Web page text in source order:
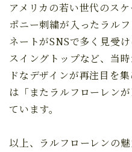
アメリカの若い世代のス
ポニー刺繍が入ったラル
ネートがSNSで多く見受
スイングトップなど、当
ドなデザインが再注目を
は「またラルフローレン
ています。
以上、ラルフローレンの